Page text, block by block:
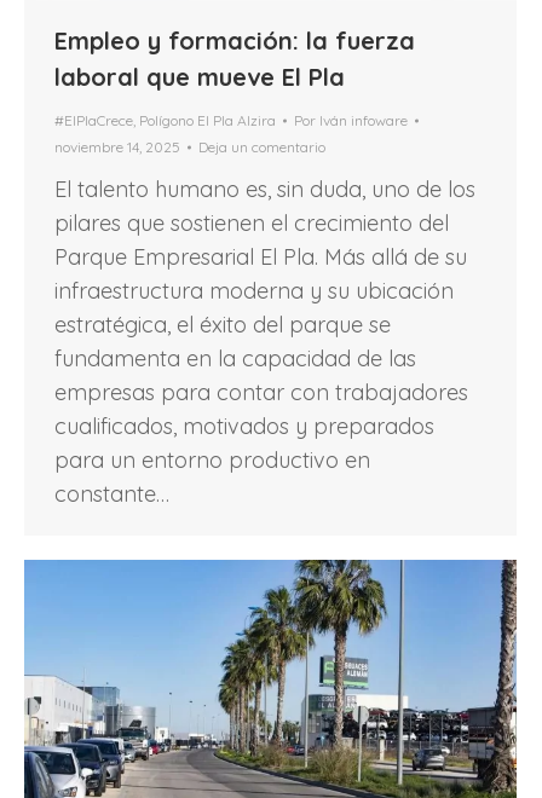
Empleo y formación: la fuerza
laboral que mueve El Pla
#ElPlaCrece, Polígono El Pla Alzira Por Iván infoware
noviembre 14, 2025
Deja un comentario
El talento humano es, sin duda, uno de los
pilares que sostienen el crecimiento del
Parque Empresarial El Pla. Más allá de su
infraestructura moderna y su ubicación
estratégica, el éxito del parque se
fundamenta en la capacidad de las
empresas para contar con trabajadores
cualificados, motivados y preparados
para un entorno productivo en
constante…